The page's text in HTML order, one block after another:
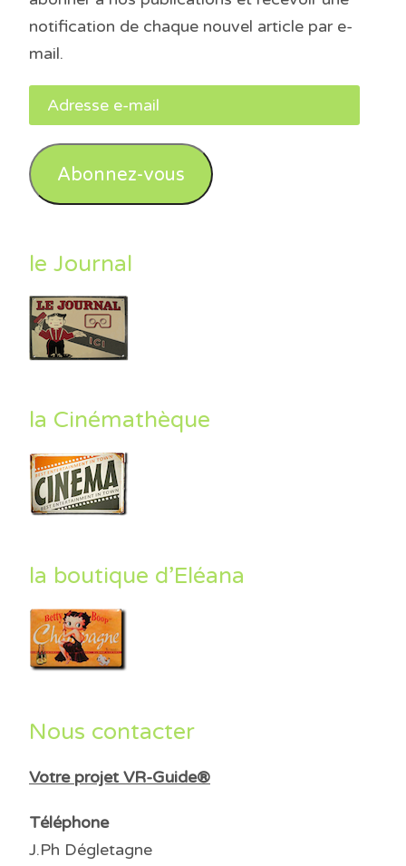
notification de chaque nouvel article par e-
mail.
Adresse
e-
mail
Abonnez-vous
le Journal
la Cinémathèque
la boutique d’Eléana
Nous contacter
Votre projet VR-Guide®
Téléphone
J.Ph Dégletagne